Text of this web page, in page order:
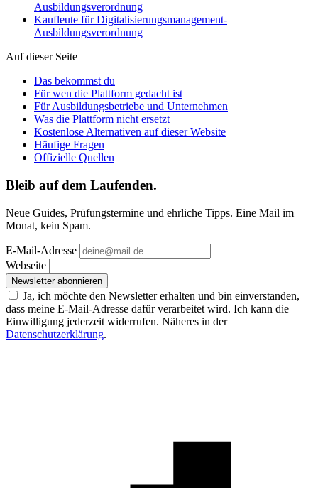
Ausbildungsverordnung
Kaufleute für Digitalisierungsmanagement-
Ausbildungsverordnung
Auf dieser Seite
Das bekommst du
Für wen die Plattform gedacht ist
Für Ausbildungsbetriebe und Unternehmen
Was die Plattform nicht ersetzt
Kostenlose Alternativen auf dieser Website
Häufige Fragen
Offizielle Quellen
Bleib auf dem Laufenden.
Neue Guides, Prüfungstermine und ehrliche Tipps. Eine Mail im
Monat, kein Spam.
E-Mail-Adresse
Webseite
Newsletter abonnieren
Ja, ich möchte den Newsletter erhalten und bin einverstanden,
dass meine E-Mail-Adresse dafür verarbeitet wird. Ich kann die
Einwilligung jederzeit widerrufen. Näheres in der
Datenschutzerklärung.